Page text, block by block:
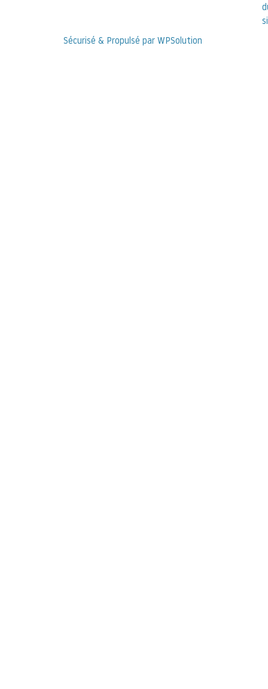
Sécurisé & Propulsé par WPSolution